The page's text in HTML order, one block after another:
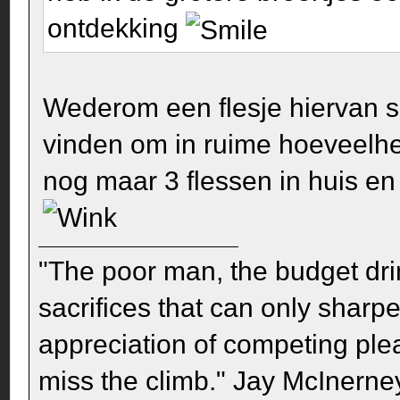
ontdekking
Wederom een flesje hiervan
vinden om in ruime
nog maar 3 flessen in huis
"The poor man, the budget
sacrifices that can only
appreciation of competing
miss the climb." Jay